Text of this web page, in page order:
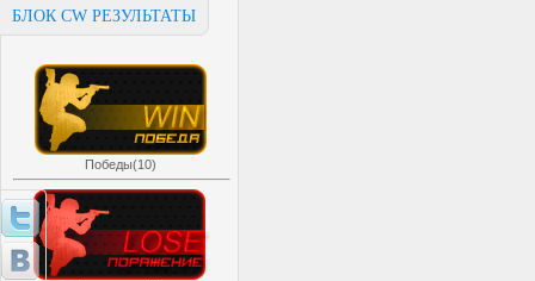
БЛОК CW РЕЗУЛЬТАТЫ
Победы(10)